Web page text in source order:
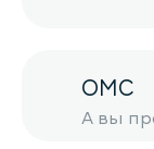
ОМС
А вы